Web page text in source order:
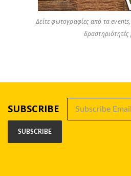
Δείτε φωτογραφίες από τα
δραστηριότητές
SUBSCRIBE